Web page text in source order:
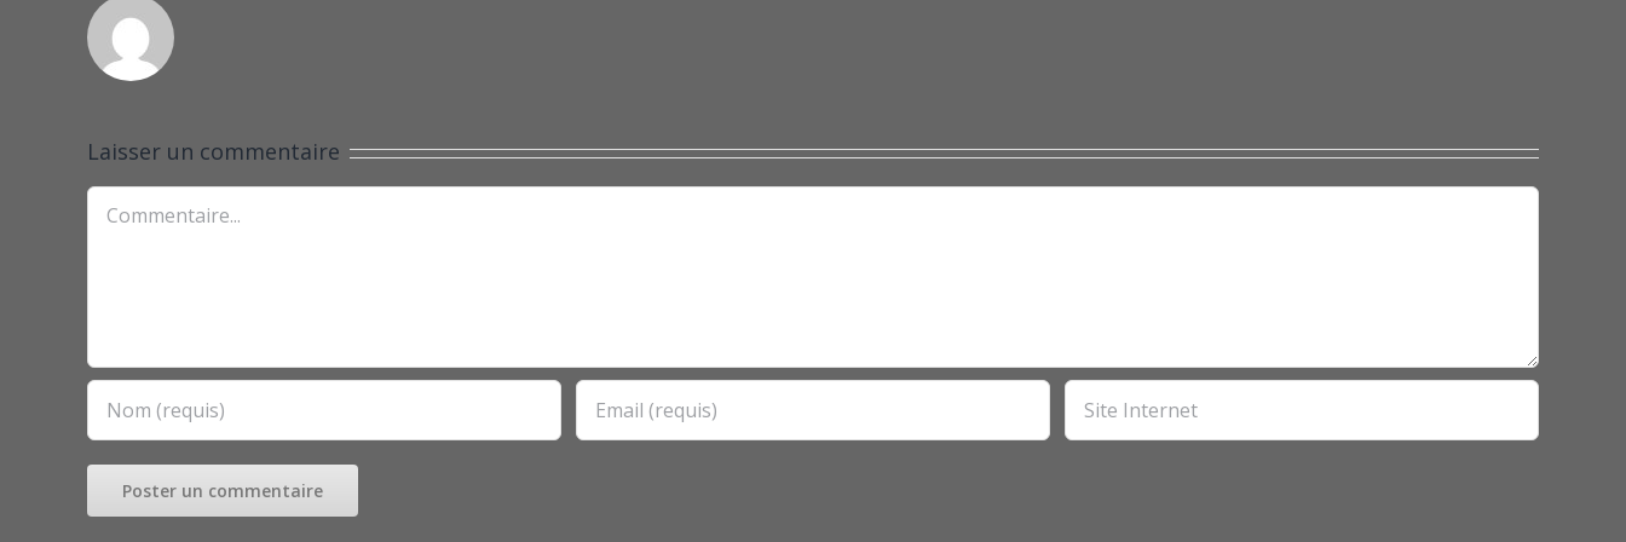
Laisser un commentaire
Commentaire